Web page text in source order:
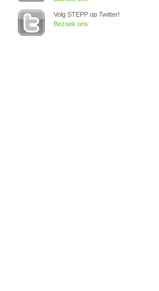
Volg STEPP op Twitter!
Bezoek ons